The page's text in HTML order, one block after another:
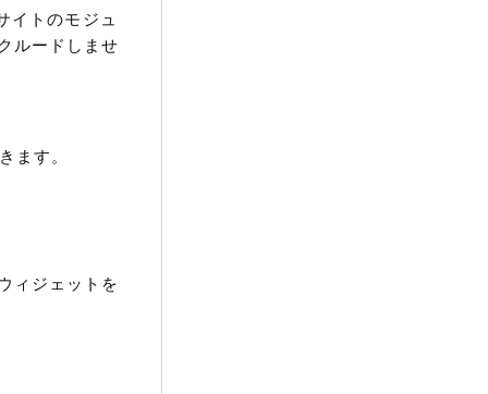
イトのモジュ
ルードしませ
ます。
ィジェットを